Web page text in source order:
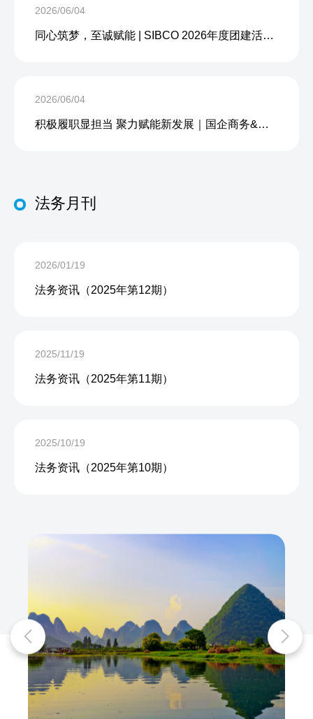
2026/06/04
同心筑梦，至诚赋能 | SIBCO 2026年度团建活动圆满收官
2026/06/04
积极履职显担当 聚力赋能新发展｜国企商务&中企人力出席上海现代服务业联合会第五届会员大会第三次会议暨2026服务业高质量发展大会
法务月刊
2026/01/19
法务资讯（2025年第12期）
2025/11/19
法务资讯（2025年第11期）
2025/10/19
法务资讯（2025年第10期）